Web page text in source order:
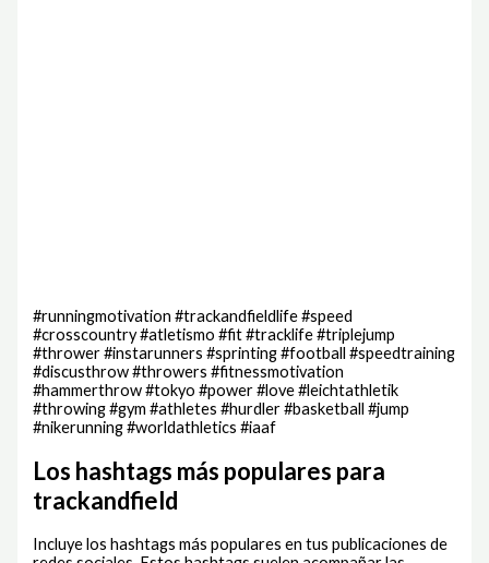
#runningmotivation #trackandfieldlife #speed
#crosscountry #atletismo #fit #tracklife #triplejump
#thrower #instarunners #sprinting #football #speedtraining
#discusthrow #throwers #fitnessmotivation
#hammerthrow #tokyo #power #love #leichtathletik
#throwing #gym #athletes #hurdler #basketball #jump
#nikerunning #worldathletics #iaaf
Los hashtags más populares para
trackandfield
Incluye los hashtags más populares en tus publicaciones de